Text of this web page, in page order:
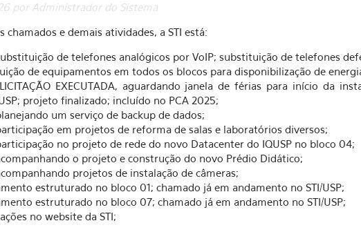
por Administrador do Sistema
e demais atividades, a STI está:
de telefones analógicos por VoIP; substituição de telefones
de equipamentos em todos os blocos para disponibilização de
LICITAÇÃO EXECUTADA, aguardando janela de férias para início da
projeto finalizado; incluído no PCA 2025;
um serviço de backup de dados;
em projetos de reforma de salas e laboratórios diversos;
no projeto de rede do novo Datacenter do IQUSP no bloco 04;
o projeto e construção do novo Prédio Didático;
projetos de instalação de câmeras;
estruturado no bloco 01; chamado já em andamento no STI/USP;
estruturado no bloco 07; chamado já em andamento no STI/USP;
no website da STI;